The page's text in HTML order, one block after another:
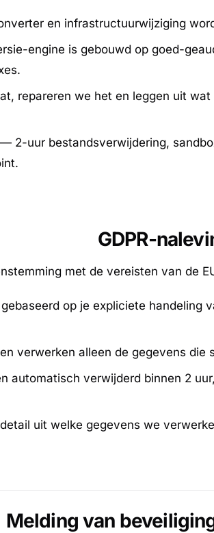
en infrastructuurwijziging
engine is gebouwd op goed-
repareren we het en leggen uit
— 2-uur bestandsverwijdering,
GDPR-
met de vereisten van de
op je expliciete handeling
verwerken alleen de gegevens die
automatisch verwijderd binnen 2
uit welke gegevens we
Melding van